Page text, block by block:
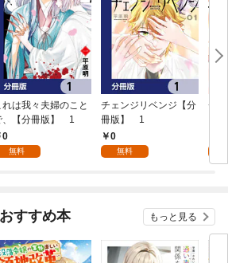
れは我々夫婦のこと
、【分冊版】 1
0
無料
チェンジリベンジ【分
冊版】 1
0
無料
チ
すすめ本 もっと見る